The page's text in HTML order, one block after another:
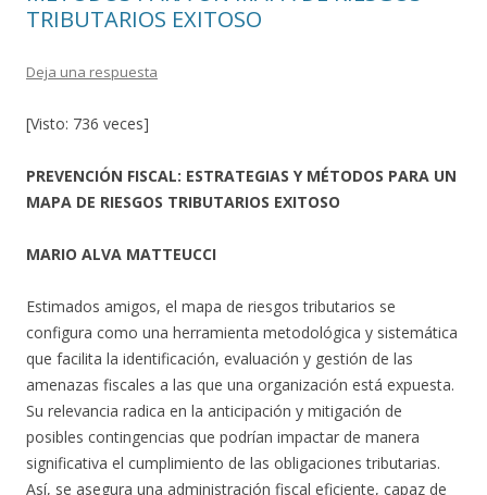
TRIBUTARIOS EXITOSO
Deja una respuesta
[Visto: 736 veces]
PREVENCIÓN FISCAL: ESTRATEGIAS Y MÉTODOS PARA UN
MAPA DE RIESGOS TRIBUTARIOS EXITOSO
MARIO ALVA MATTEUCCI
Estimados amigos, el mapa de riesgos tributarios se
configura como una herramienta metodológica y sistemática
que facilita la identificación, evaluación y gestión de las
amenazas fiscales a las que una organización está expuesta.
Su relevancia radica en la anticipación y mitigación de
posibles contingencias que podrían impactar de manera
significativa el cumplimiento de las obligaciones tributarias.
Así, se asegura una administración fiscal eficiente, capaz de